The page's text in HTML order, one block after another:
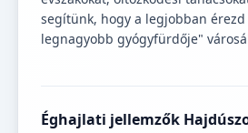
segítünk, hogy a legjobban érezd
legnagyobb gyógyfürdője"
Éghajlati jellemzők